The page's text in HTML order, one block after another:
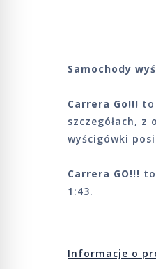
Samochody
Carrera Go!!! to
szczegółach, z
wyścigówki
Carrera GO!!!
1:43.
Informacje o